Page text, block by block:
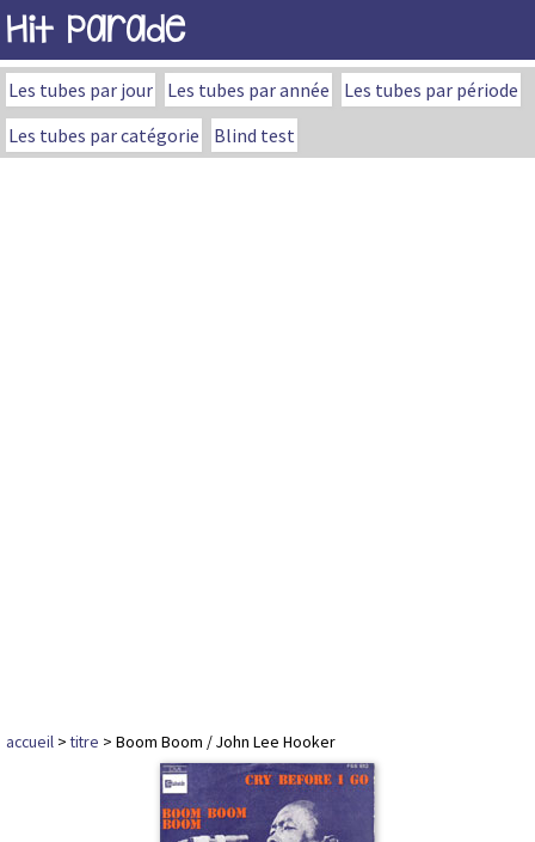
Hit Parade
Les tubes par jour Les tubes par année
Les tubes par période
Les tubes par catégorie
Blind test
accueil >titre > Boom Boom / John Lee Hooker